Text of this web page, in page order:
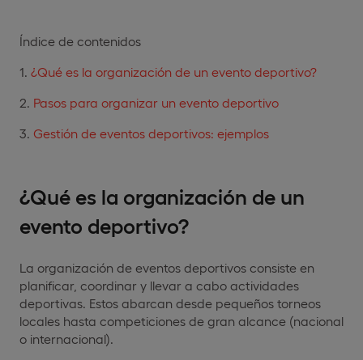
Índice de contenidos
¿Qué es la organización de un evento deportivo?
Pasos para organizar un evento deportivo
Gestión de eventos deportivos: ejemplos
¿Qué es la organización de un
evento deportivo?
La organización de eventos deportivos consiste en
planificar, coordinar y llevar a cabo actividades
deportivas. Estos abarcan desde pequeños torneos
locales hasta competiciones de gran alcance (nacional
o internacional).